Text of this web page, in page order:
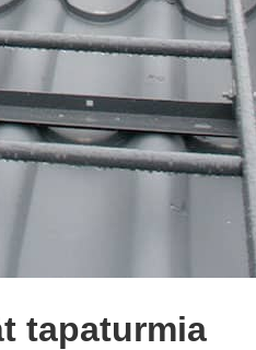
tapaturmia